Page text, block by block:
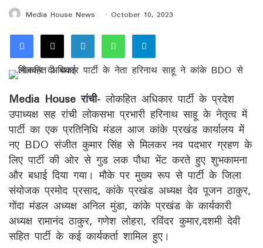
Media House News October 10, 2023
Facebook
X LinkedInWhatsAppTelegram
Media House रांची- लोकहित अधिकार पार्टी के प्रदेश
उपाध्यक्ष सह रांची लोकसभा प्रभारी हरिनाथ साहू के नेतृत्व में
पार्टी का एक प्रतिनिधि मंडल आज कांके प्रखंड कार्यालय में
नए BDO संजीत कुमार सिंह से मिलकर नव पदभार ग्रहण के
लिए पार्टी की ओर से गुड लक पौधा भेंट करते हुए शुभकामना
और बधाई दिया गया। मौके पर मुख्य रूप से पार्टी के जिला
संयोजक प्रमोद प्रसाद, कांके प्रखंड अध्यक्ष देव पूजन ठाकुर,
गोंदा मंडल अध्यक्ष अनिल मुंडा, कांके प्रखंड के कार्यकारी
अध्यक्ष रामानंद ठाकुर, गणेश लोहरा, रविंदर कुमार,दशमी देवी
सहित पार्टी के कई कार्यकर्ता शामिल हुए।